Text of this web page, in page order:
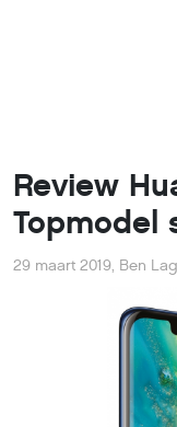
Review
Topmodel
29 maart 2019, Ben